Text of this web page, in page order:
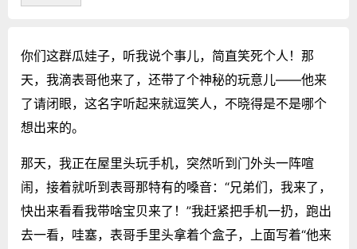
你们这群瓜娃子，听我说个事儿，简直笑死个人！那
天，我滴表哥他来了，还带了个神秘的玩意儿——他来
了请闭眼，这名字听起来就逗笑人，不晓得是不是哪个
想出来的。
那天，我正在屋里头玩手机，突然听到门外头一阵喧
闹，接着就听到表哥那特有的嗓音：“兄弟们，我来了，
快出来看看我带啥宝贝来了！”我赶紧把手机一扔，跑出
去一看，哇塞，表哥手里头拿着个盒子，上面写着“他来